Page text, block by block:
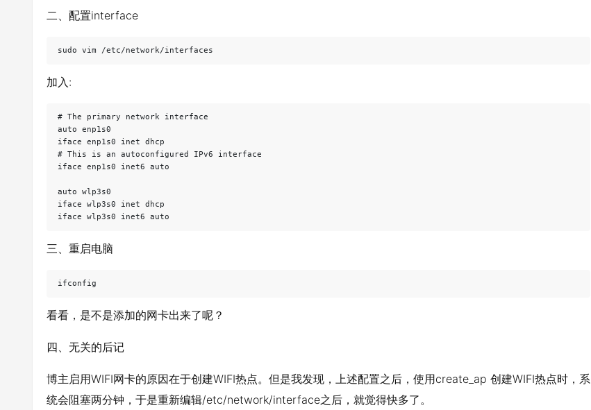
二、配置interface
sudo vim /etc/network/interfaces
加入:
# The primary network interface
auto enp1s0
iface enp1s0 inet dhcp
# This is an autoconfigured IPv6 interface
iface enp1s0 inet6 auto
auto wlp3s0
iface wlp3s0 inet dhcp
三、重启电脑
看看，是不是添加的网卡出来了呢？
四、无关的后记
博主启用WIFI网卡的原因在于创建WIFI热点。但是我发现，上述配置之后，使用create_ap 创建WIFI热点时，系
统会阻塞两分钟，于是重新编辑/etc/network/interface之后，就觉得快多了。